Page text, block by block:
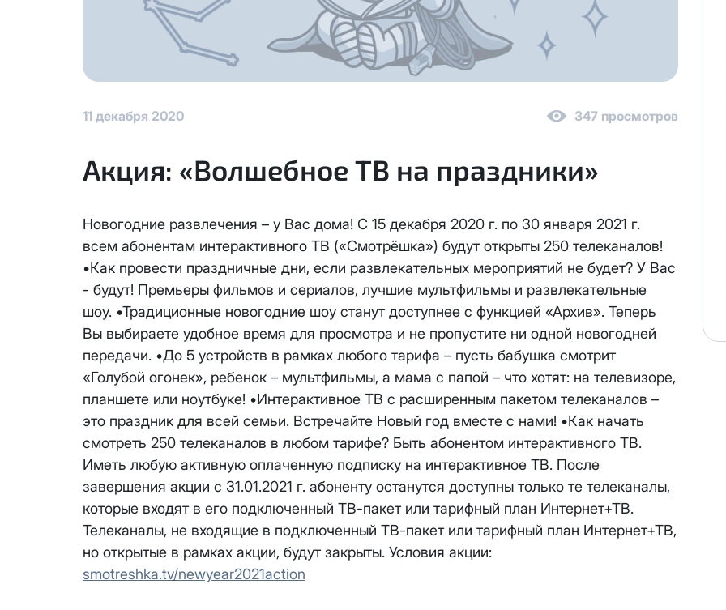
11 декабря 2020 347 просмотров
Акция: «Волшебное ТВ на праздники»
Новогодние развлечения – у Вас дома! С 15 декабря 2020 г. по 30 января 2021 г.
всем абонентам интерактивного ТВ («Смотрёшка») будут открыты 250 телеканалов!
•Как провести праздничные дни, если развлекательных мероприятий не будет? У Вас
- будут! Премьеры фильмов и сериалов, лучшие мультфильмы и развлекательные
шоу. •Традиционные новогодние шоу станут доступнее с функцией «Архив». Теперь
Вы выбираете удобное время для просмотра и не пропустите ни одной новогодней
передачи. •До 5 устройств в рамках любого тарифа – пусть бабушка смотрит
«Голубой огонек», ребенок – мультфильмы, а мама с папой – что хотят: на телевизоре,
планшете или ноутбуке! •Интерактивное ТВ с расширенным пакетом телеканалов –
это праздник для всей семьи. Встречайте Новый год вместе с нами! •Как начать
смотреть 250 телеканалов в любом тарифе? Быть абонентом интерактивного ТВ.
Иметь любую активную оплаченную подписку на интерактивное ТВ. После
завершения акции с 31.01.2021 г. абоненту останутся доступны только те телеканалы,
которые входят в его подключенный ТВ-пакет или тарифный план Интернет+ТВ.
Телеканалы, не входящие в подключенный ТВ-пакет или тарифный план Интернет+ТВ,
но открытые в рамках акции, будут закрыты. Условия акции:
smotreshka.tv/newyear2021action
Аренда оборудования
КС 300
КС 500
НП30
НП100
Стандарт
МойДом100
Спутник 40
Оптима
Спутник 100
МойДом200
Спутник 200
Адрес подключения*
Отправить
Я даюсогласие на обработку персональных данныхв соответствии с Политикой в
Я даю согласие на обработку персональных данных в соответствии с
Политикой в
данных
Выделение публичного IP адреса один раз осуществляется бесплатно, за каждое
адреса с лицевого счета единовременно списывается 3000 рублей.
Единовременный платеж за смену выделенного публичного IP адреса на новый
Активация услуги производится на следующий рабочий день после отправки Вам новых
Ежемесячная абонентская плата за публичный IP-адрес составляет 100 руб.
Оформляя заявку на выделение публичного IP-адреса, Вы соглашаетесь с условиями
Блокировка данной услуги невозможна. При отсутствии оплаты за услугу публичный
месяцев, публичный IP-адрес будет автоматически изменен на приватный IP-адрес и
IP-адрес будет прекращено без дополнительного уведомления.
Получить новые сетевые реквизиты можно по эл.почтеsupport@vermont-it.ru